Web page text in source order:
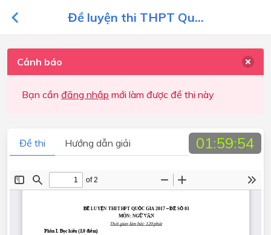
Đề luyện thi THPT Qu...
Cảnh báo
Bạn cần đăng nhập mới làm được đề thi này
Đề thi Hướng dẫn giải 01:59:54